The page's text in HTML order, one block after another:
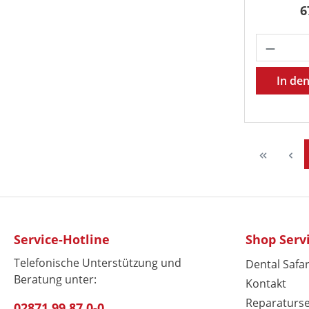
In
Service-Hotline
Telefonische Unterstützung und
Beratung unter:
Shop
Dental
Kontakt